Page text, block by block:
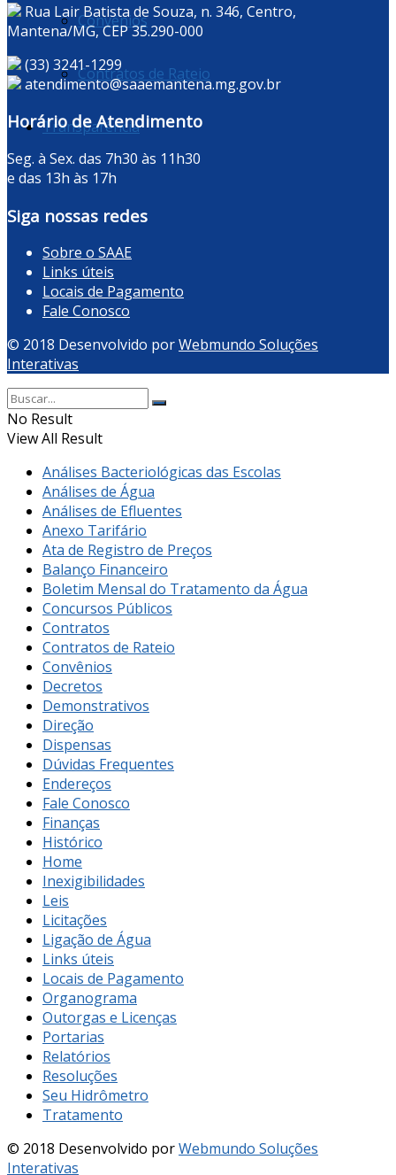
Convênios
Contratos de Rateio
Transparência
Rua Lair Batista de Souza, n. 346, Centro,
Mantena/MG, CEP 35.290-000
(33) 3241-1299
atendimento@saaemantena.mg.gov.br
Horário de Atendimento
Seg. à Sex. das 7h30 às 11h30
e das 13h às 17h
Siga nossas redes
Sobre o SAAE
Links úteis
Locais de Pagamento
Fale Conosco
© 2018 Desenvolvido porWebmundo Soluções
Interativas
No Result
View All Result
Análises Bacteriológicas das Escolas
Análises de Água
Análises de Efluentes
Anexo Tarifário
Ata de Registro de Preços
Balanço Financeiro
Boletim Mensal do Tratamento da Água
Concursos Públicos
Contratos
Contratos de Rateio
Convênios
Decretos
Demonstrativos
Direção
Dispensas
Dúvidas Frequentes
Endereços
Fale Conosco
Finanças
Histórico
Home
Inexigibilidades
Leis
Licitações
Ligação de Água
Links úteis
Locais de Pagamento
Organograma
Outorgas e Licenças
Portarias
Relatórios
Resoluções
Seu Hidrômetro
Tratamento
© 2018 Desenvolvido porWebmundo Soluções
Interativas